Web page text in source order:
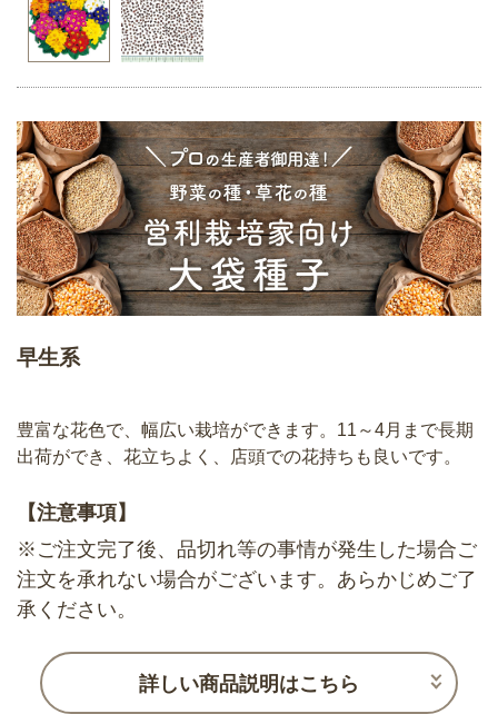
早生系
豊富な花色で、幅広い栽培ができます。11～4月まで長期
出荷ができ、花立ちよく、店頭での花持ちも良いです。
【注意事項】
※ご注文完了後、品切れ等の事情が発生した場合ご
注文を承れない場合がございます。あらかじめご了
承ください。
詳しい商品説明はこちら